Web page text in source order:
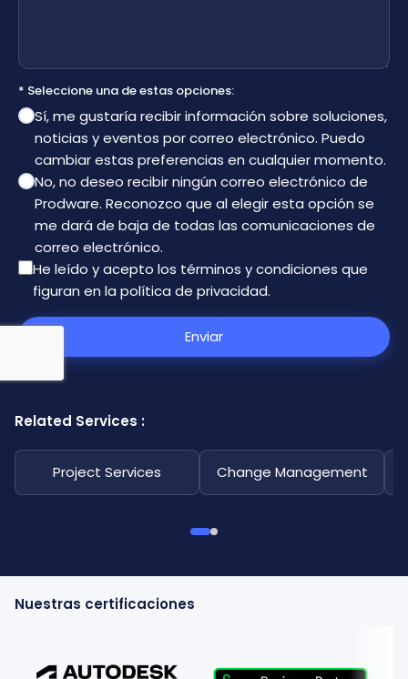
* Seleccione una de estas opciones:
Sí, me gustaría recibir información sobre soluciones,
noticias y eventos por correo electrónico. Puedo
cambiar estas preferencias en cualquier momento.
No, no deseo recibir ningún correo electrónico de
Prodware. Reconozco que al elegir esta opción se
me dará de baja de todas las comunicaciones de
correo electrónico.
He leído y acepto los términos y condiciones que
figuran en la política de privacidad.
Enviar
Related Services :
Project Services Change Management
Nuestras certificaciones